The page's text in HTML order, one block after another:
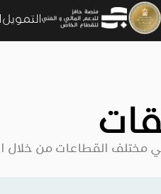
التمويل
مختلف القطاعات من خلال